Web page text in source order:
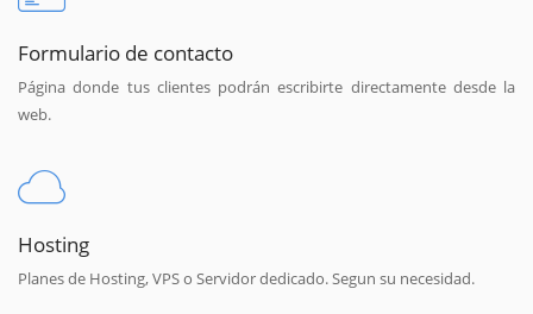
Formulario de contacto
Página donde tus clientes podrán escribirte directamente desde la
web.
Hosting
Planes de Hosting, VPS o Servidor dedicado. Segun su necesidad.